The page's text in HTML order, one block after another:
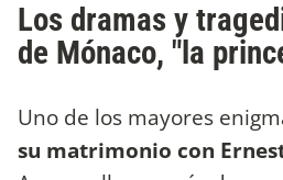
Los dramas y
de Mónaco, "la
Uno de los mayores
su matrimonio con